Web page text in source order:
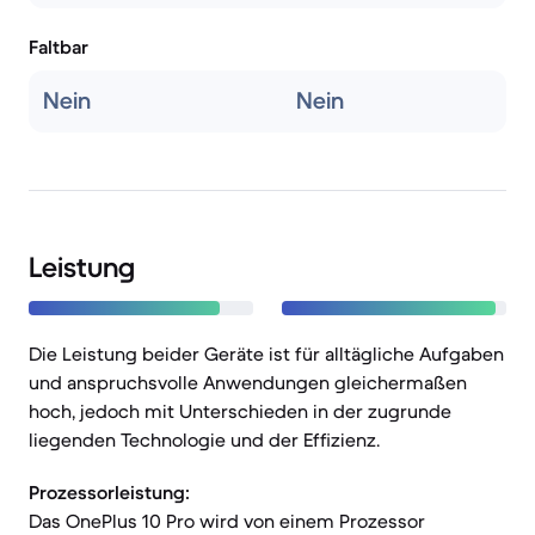
Faltbar
Nein Nein
Leistung
Die Leistung beider Geräte ist für alltägliche Aufgaben
und anspruchsvolle Anwendungen gleichermaßen
hoch, jedoch mit Unterschieden in der zugrunde
liegenden Technologie und der Effizienz.
Prozessorleistung:
Das OnePlus 10 Pro wird von einem Prozessor